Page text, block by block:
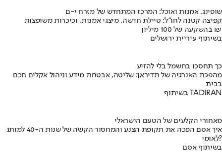
שופינג, אמנות ואוכל: המרכז המתחדש של מזרח י-ם
קפיצה קטנה לחו"ל: טיילת חדשה, מיצגי אמנות, וכיכרות משופצות
בהשקעה של 100 מיליון ₪
בשיתוף עיריית ירושלים
כך תחסכו בחשמל בלי להזיע
מהפכת האנרגיה של תדיראן: שליטה, אבטחת מידע וניהול אקלים חכם
בבית
בשיתוף TADIRAN
מאחורי הקלעים של הטעם הישראלי
איך אסם הפכה את תקופת הצנע והמחסור הקשה של שנות ה-40 למותג
לאומי?
בשיתוף אסם